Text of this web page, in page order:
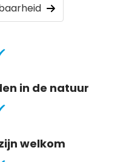
in de natuur
welkom